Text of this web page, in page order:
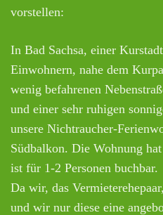
vorstellen:
In Bad Sachsa, einer
Einwohnern, nahe dem
wenig befahrenen
und einer sehr ruhigen
unsere Nichtraucher-
Südbalkon. Die Wohnung
ist für 1-2 Personen buchbar.
Da wir, das
und wir nur diese eine